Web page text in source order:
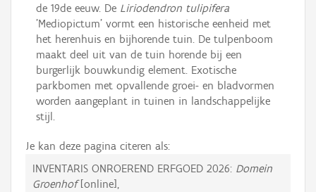
de 19de eeuw. De Liriodendron tulipifera
'Mediopictum' vormt een historische eenheid met
het herenhuis en bijhorende tuin. De tulpenboom
maakt deel uit van de tuin horende bij een
burgerlijk bouwkundig element. Exotische
parkbomen met opvallende groei- en bladvormen
worden aangeplant in tuinen in landschappelijke
stijl.
Je kan deze pagina citeren als:
INVENTARIS ONROEREND ERFGOED 2026: Domein
Groenhof[online],